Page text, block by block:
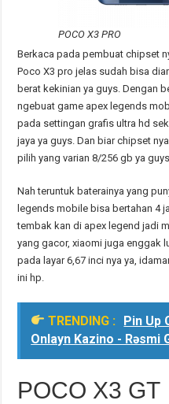
POCO X3 PRO
Berkaca pada pembuat chipset
Poco X3 pro jelas sudah bisa
berat kekinian ya guys. Dengan
ngebuat game apex legends
pada settingan grafis ultra hd
jaya ya guys. Dan biar chipset
pilih yang varian 8/256 gb ya guys.
Nah teruntuk baterainya yang
legends mobile bisa bertahan 4
tembak kan di apex legend jadi
yang gacor, xiaomi juga enggak
pada layar 6,67 inci nya ya,
ini hp.
TRENDING :
Pin Up
Onlayn Kazino - Rəsmi
POCO X3 GT